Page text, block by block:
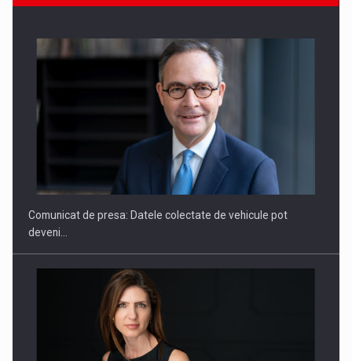
SAPTE PERSONALITATI DIN MEDIUL DE AFACERI, ACADEMIC
Comunicat de presa: Datele colectate de vehicule pot
deveni…